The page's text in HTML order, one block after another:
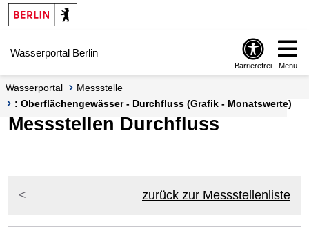
Springe zur Navigation
Springe zum Inhalt
Wasserportal Berlin
Barrierefrei Menü
Wasserportal
Messstelle
: Oberflächengewässer - Durchfluss (Grafik - Monatswerte)
Messstellen Durchfluss
zurück zur Messstellenliste